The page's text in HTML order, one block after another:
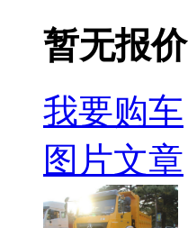
暂无报价
我要购车
图片文章